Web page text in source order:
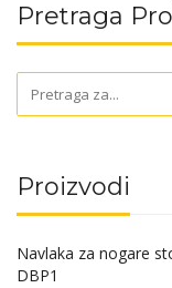
Pretraga
Proizvodi
Navlaka za nogare
DBP1